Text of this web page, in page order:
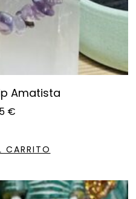
Amatista
€
CARRITO